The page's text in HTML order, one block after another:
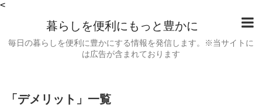
<
暮らしを便利にもっと豊かに
毎日の暮らしを便利に豊かにする情報を発信します。※当サイトに
は広告が含まれております
「 デメリット 」 一覧